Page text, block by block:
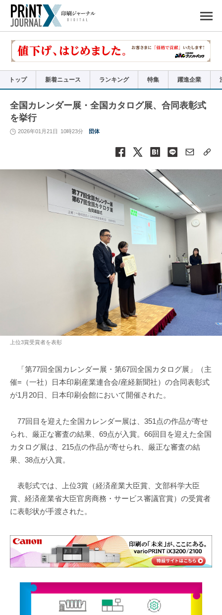
で
リ
トップ 新着ニュース ランキング 特集 躍進企業
全国カレンダー展・全国カタログ展、合同表彰式
を挙行
2026年01月21日 10時23分 団体
上位3賞受賞者を表彰
「第77回全国カレンダー展・第67回全国カタログ展」（主
催=（一社）日本印刷産業連合会/産経新聞社）の合同表彰式
が1月20日、日本印刷会館において開催された。
77回目を迎えた全国カレンダー展は、351点の作品が寄せ
られ、厳正な審査の結果、69点が入賞。66回目を迎えた全国
カタログ展は、215点の作品が寄せられ、厳正な審査の結
果、38点が入賞。
表彰式では、上位3賞（経済産業大臣賞、文部科学大臣
賞、経済産業省大臣官房商務・サービス審議官賞）の受賞者
に表彰状が手渡された。